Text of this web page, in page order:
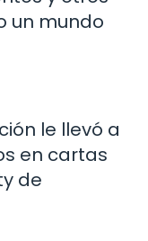
un mundo
le llevó a
en cartas
de